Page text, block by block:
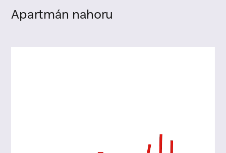
Apartmán nahoru